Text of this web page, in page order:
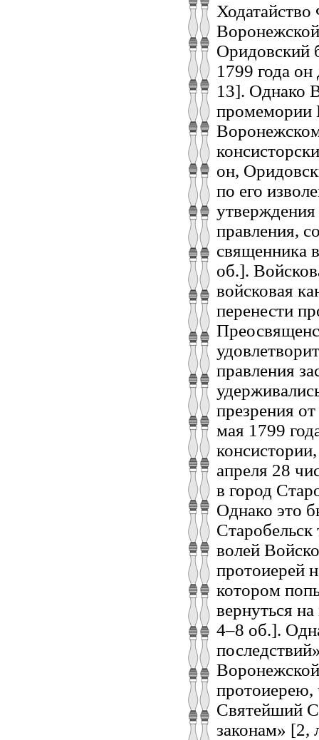
Оридовский
1799 года
13]. Однако
промемории
он,
по его
утверждения
правления,
священника
об.].
войсковая
перенести
правления
презрения
мая 1799
апреля 28
в город
Однако это
Старобельск
волей
протоиерей
котором
вернуться
4–8 об.].
Святейший
законам» [2,